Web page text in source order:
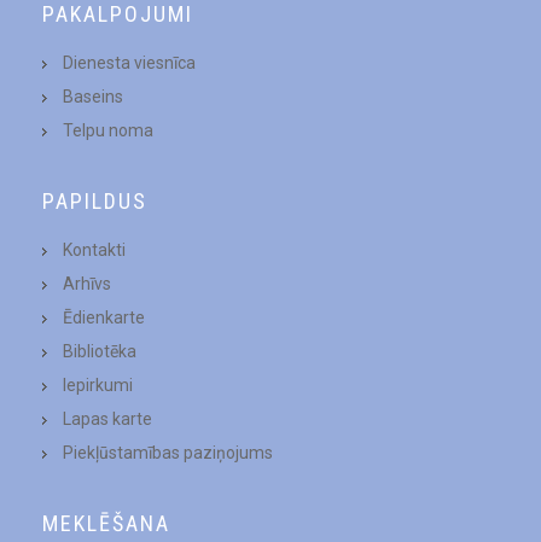
PAKALPOJUMI
Dienesta viesnīca
Baseins
Telpu noma
PAPILDUS
Kontakti
Arhīvs
Ēdienkarte
Bibliotēka
Iepirkumi
Lapas karte
Piekļūstamības paziņojums
MEKLĒŠANA